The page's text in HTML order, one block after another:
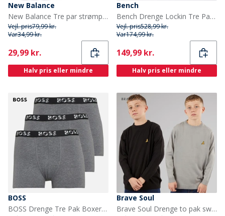
New Balance
New Balance Tre par strømper til Drenge i kvartlængde hvid
Vejl. pris79,99 kr.
Var34,99 kr.
Current
29,99 kr.
Halv pris eller mindre
Bench
Bench Drenge Lockin Tre Pak T-shirts Frost Grey/Sort/Blue Aura
Vejl. pris528,99 kr.
Var174,99 kr.
Current
149,99 kr.
Halv pris eller mindre
BOSS
BOSS Drenge Tre Pak Boxer Shorts Grå Melange
Brave Soul
Brave Soul Drenge to pak sweatre sort/sølvgrå melange